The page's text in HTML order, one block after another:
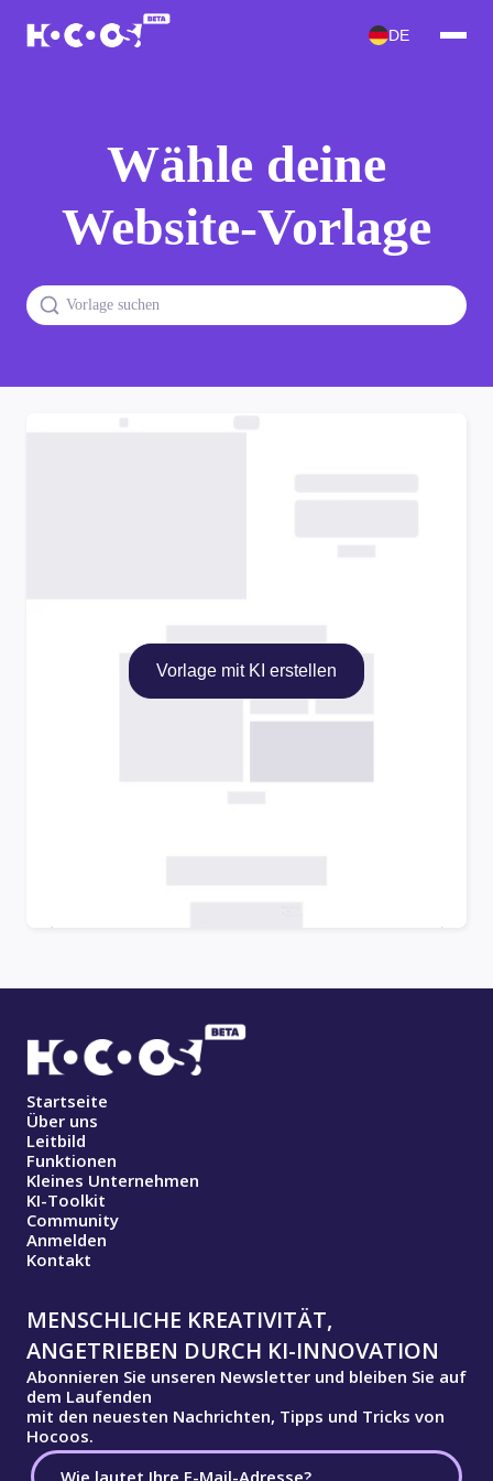
DE
Wähle deine
Website-Vorlage
Vorlage mit KI erstellen
Startseite
Über uns
Leitbild
Funktionen
Kleines Unternehmen
KI-Toolkit
Community
Anmelden
Kontakt
MENSCHLICHE KREATIVITÄT,
ANGETRIEBEN DURCH KI-INNOVATION
Abonnieren Sie unseren Newsletter und bleiben Sie auf
dem Laufenden
mit den neuesten Nachrichten, Tipps und Tricks von
Hocoos.